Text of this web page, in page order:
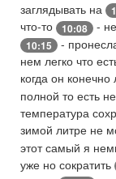
заглядывать на
что-то
10:08 -
10:15 -
нем легко что
когда он конечно
полной то есть не
температура
зимой литре не
этот самый я
уже но сократить